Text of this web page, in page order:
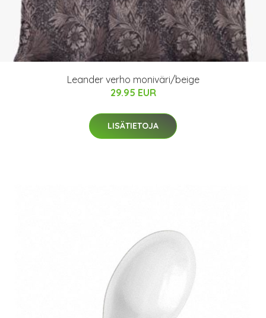
Leander verho moniväri/beige
29.95 EUR
LISÄTIETOJA